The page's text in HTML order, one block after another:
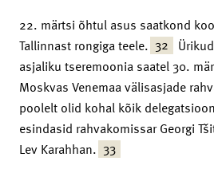
22. märtsi õhtul asus saatkond
Tallinnast rongiga teele. 32
asjaliku tseremoonia saatel 30.
Moskvas Venemaa välisasjade
poolelt olid kohal kõik
esindasid rahvakomissar Georgi
Lev Karahhan. 33